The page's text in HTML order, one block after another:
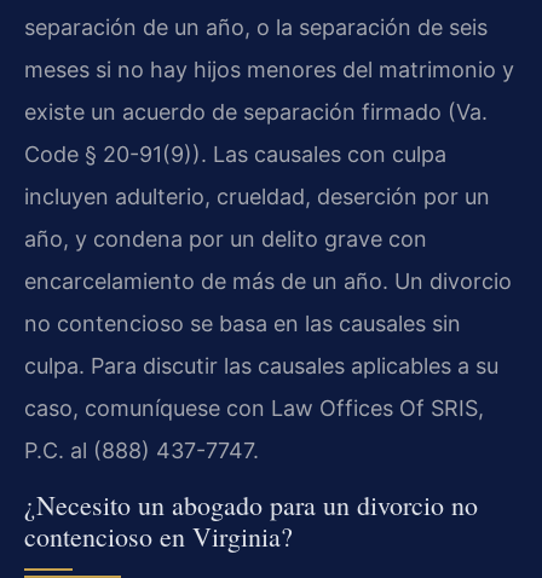
separación de un año, o la separación de seis
meses si no hay hijos menores del matrimonio y
existe un acuerdo de separación firmado (Va.
Code § 20-91(9)). Las causales con culpa
incluyen adulterio, crueldad, deserción por un
año, y condena por un delito grave con
encarcelamiento de más de un año. Un divorcio
no contencioso se basa en las causales sin
culpa. Para discutir las causales aplicables a su
caso, comuníquese con Law Offices Of SRIS,
P.C. al (888) 437-7747.
¿Necesito un abogado para un divorcio no
contencioso en Virginia?